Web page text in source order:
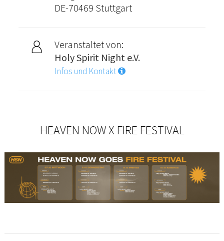
DE-70469 Stuttgart
Veranstaltet von:
Holy Spirit Night e.V.
Infos und Kontakt
HEAVEN NOW X FIRE FESTIVAL